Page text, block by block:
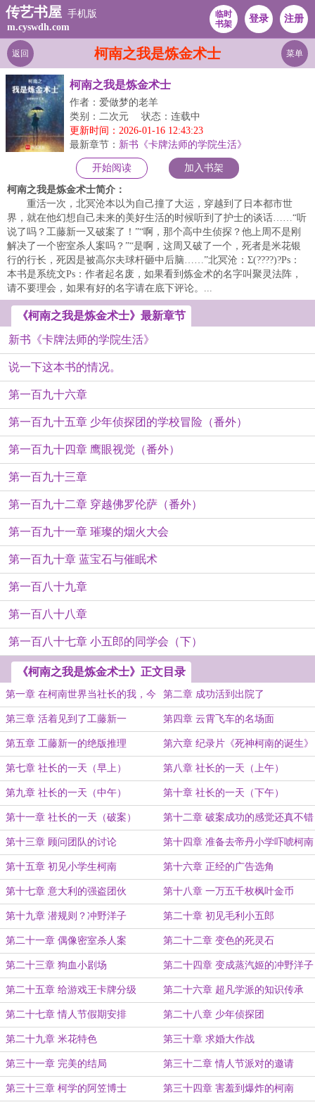
传艺书屋 手机版
m.cyswdh.com
临时
书架
登录 注册
柯南之我是炼金术士
返回 菜单
柯南之我是炼金术士
作者：爱做梦的老羊
类别：二次元
状态：连载中
更新时间：2026-01-16 12:43:23
最新章节： 新书《卡牌法师的学院生活》
开始阅读 加入书架
柯南之我是炼金术士简介：
重活一次，北冥沧本以为自己撞了大运，穿越到了日本都市世
界，就在他幻想自己未来的美好生活的时候听到了护士的谈话……“听
说了吗？工藤新一又破案了！”“啊，那个高中生侦探？他上周不是刚
解决了一个密室杀人案吗？”“是啊，这周又破了一个，死者是米花银
行的行长，死因是被高尔夫球杆砸中后脑……”北冥沧：Σ(????)?Ps：
本书是系统文Ps：作者起名废，如果看到炼金术的名字叫聚灵法阵，
请不要理会，如果有好的名字请在底下评论。...
《柯南之我是炼金术士》最新章节
新书《卡牌法师的学院生活》
说一下这本书的情况。
第一百九十六章
第一百九十五章 少年侦探团的学校冒险（番外）
第一百九十四章 鹰眼视觉（番外）
第一百九十三章
第一百九十二章 穿越佛罗伦萨（番外）
第一百九十一章 璀璨的烟火大会
第一百九十章 蓝宝石与催眠术
第一百八十九章
第一百八十八章
第一百八十七章 小五郎的同学会（下）
《柯南之我是炼金术士》正文目录
第一章 在柯南世界当社长的我，今
天也在努力的活着
第二章 成功活到出院了
第三章 活着见到了工藤新一 第四章 云霄飞车的名场面
第五章 工藤新一的绝版推理 第六章 纪录片《死神柯南的诞生》
第七章 社长的一天（早上） 第八章 社长的一天（上午）
第九章 社长的一天（中午） 第十章 社长的一天（下午）
第十一章 社长的一天（破案） 第十二章 破案成功的感觉还真不错
第十三章 顾问团队的讨论 第十四章 准备去帝丹小学吓唬柯南
第十五章 初见小学生柯南 第十六章 正经的广告选角
第十七章 意大利的强盗团伙 第十八章 一万五千枚枫叶金币
第十九章 潜规则？冲野洋子 第二十章 初见毛利小五郎
第二十一章 偶像密室杀人案 第二十二章 变色的死灵石
第二十三章 狗血小剧场 第二十四章 变成蒸汽姬的冲野洋子
第二十五章 给游戏王卡牌分级 第二十六章 超凡学派的知识传承
第二十七章 情人节假期安排 第二十八章 少年侦探团
第二十九章 米花特色 第三十章 求婚大作战
第三十一章 完美的结局 第三十二章 情人节派对的邀请
第三十三章 柯学的阿笠博士 第三十四章 害羞到爆炸的柯南